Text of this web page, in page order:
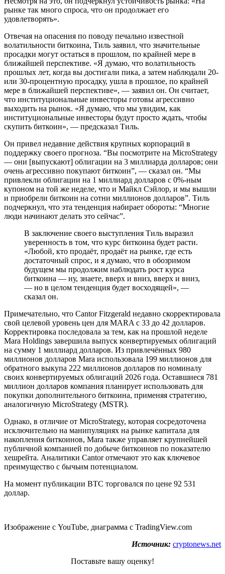
рынке так много спроса, что он продолжает его
удовлетворять».
Отвечая на опасения по поводу печально известной
волатильности биткоина, Тиль заявил, что значительные
просадки могут остаться в прошлом, по крайней мере в
ближайшей перспективе. «Я думаю, что волатильность
прошлых лет, когда вы достигали пика, а затем наблюдали 20-
или 30-процентную просадку, ушла в прошлое, по крайней
мере в ближайшей перспективе», — заявил он. Он считает,
что институциональные инвесторы готовы агрессивно
выходить на рынок. «Я думаю, что мы увидим, как
институциональные инвесторы будут просто ждать, чтобы
скупить биткоин», — предсказал Тиль.
Он привел недавние действия крупных корпораций в
поддержку своего прогноза. “Вы посмотрите на MicroStrategy
— они [выпускают] облигации на 3 миллиарда долларов; они
очень агрессивно покупают биткоин”, — сказал он. “Мы
привлекли облигации на 1 миллиард долларов с 0%-ным
купоном на той же неделе, что и Майкл Сэйлор, и мы вышли
и приобрели биткоин на сотни миллионов долларов”. Тиль
подчеркнул, что эта тенденция набирает обороты: “Многие
люди начинают делать это сейчас”.
В заключение своего выступления Тиль выразил
уверенность в том, что курс биткоина будет расти.
«Любой, кто продаёт, продаёт на рынке, где есть
достаточный спрос, и я думаю, что в обозримом
будущем мы продолжим наблюдать рост курса
биткоина — ну, знаете, вверх и вниз, вверх и вниз,
— но в целом тенденция будет восходящей», —
сказал он.
Примечательно, что Cantor Fitzgerald недавно скорректировала
свой целевой уровень цен для MARA с 33 до 42 долларов.
Корректировка последовала за тем, как на прошлой неделе
Mara Holdings завершила выпуск конвертируемых облигаций
на сумму 1 миллиард долларов. Из привлечённых 980
миллионов долларов Mara использовала 199 миллионов для
обратного выкупа 222 миллионов долларов по номиналу
своих конвертируемых облигаций 2026 года. Оставшиеся 781
миллион долларов компания планирует использовать для
покупки дополнительного биткоина, применяя стратегию,
аналогичную MicroStrategy (MSTR).
Однако, в отличие от MicroStrategy, которая сосредоточена
исключительно на манипуляциях на рынке капитала для
накопления биткоинов, Mara также управляет крупнейшей
публичной компанией по добыче биткоинов по показателю
хешрейта. Аналитики Cantor отмечают это как ключевое
преимущество с бычьим потенциалом.
На момент публикации BTC торговался по цене 92 531
доллар.
Изображение с YouTube, диаграмма с TradingView.com
Источник: cryptonews.net
Поставьте вашу оценку!